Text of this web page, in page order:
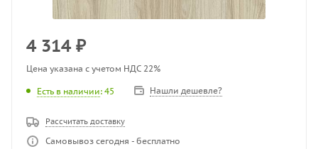
4 314 ₽
Цена указана с учетом НДС 22%
Есть в наличии: 45 Нашли дешевле?
Рассчитать доставку
Самовывоз сегодня - бесплатно